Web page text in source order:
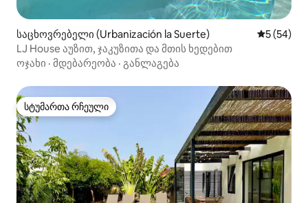
საცხოვრებელი (Urbanización la Suerte) საშუალო
5 (54)
LJ House აუზით, ჯაკუზითა და მთის ხედებით
ოჯახი · მდებარეობა · განლაგება
სტუმართა რჩეული
სტუმართა რჩეული